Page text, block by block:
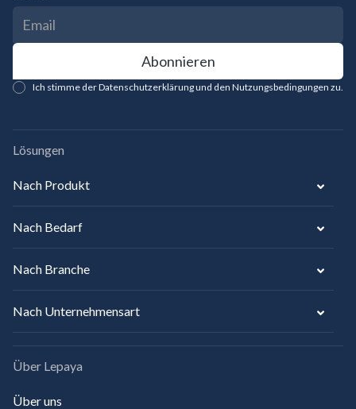
Ich stimme der Datenschutzerklärung und den Nutzungsbedingungen zu.
Lösungen
Nach Produkt
Nach Bedarf
Nach Branche
Nach Unternehmensart
Über Lepaya
Über uns